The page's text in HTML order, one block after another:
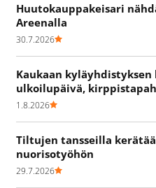
Huutokauppakeisari
Areenalla
30.7.2026
Kaukaan
ulkoilupäivä,
1.8.2026
Tiltujen tansseilla
nuorisotyöhön
29.7.2026